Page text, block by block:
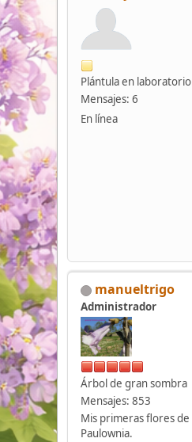
Plántula en laboratorio
Mensajes: 6
En línea
manueltrigo
Administrador
Árbol de gran sombra
Mensajes: 853
Mis primeras flores de
Paulownia.